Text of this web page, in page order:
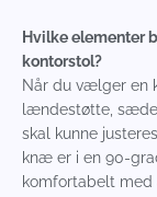
Hvilke elementer
kontorstol?
Når du vælger en
lændestøtte,
skal kunne
knæ er i en 90-
komfortabelt med